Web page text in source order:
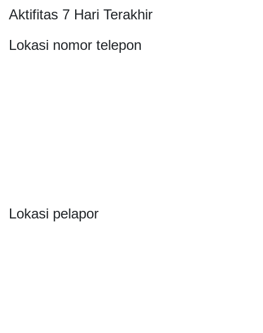
Aktifitas 7 Hari Terakhir
Lokasi nomor telepon
Lokasi pelapor